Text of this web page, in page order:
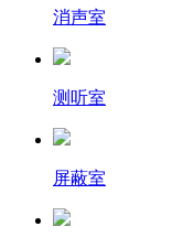
消声室
测听室
屏蔽室